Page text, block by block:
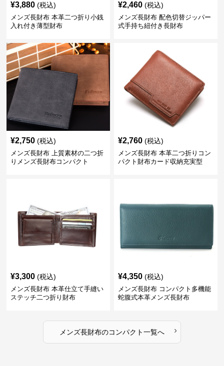
¥3,880 (税込)
メンズ長財布 本革二つ折り小銭
入れ付き薄型財布
¥2,460 (税込)
メンズ長財布 配色切替ジッパー
式手持ち紐付き長財布
¥2,750 (税込)
メンズ長財布 上質素材の二つ折
りメンズ長財布コンパクト
¥2,760 (税込)
メンズ長財布 本革二つ折りコン
パクト財布カード収納充実型
¥3,300 (税込)
メンズ長財布 本革仕立て手縫い
ステッチ二つ折り財布
¥4,350 (税込)
メンズ長財布 コンパクト多機能
蛇腹式本革メンズ長財布
メンズ長財布のコンパクト一覧へ ›